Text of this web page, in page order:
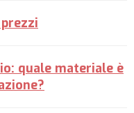
quale materiale è